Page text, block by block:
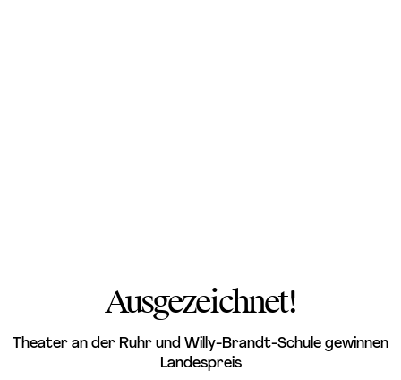
Ausgezeichnet!
Theater an der Ruhr und Willy-Brandt-Schule gewinnen
Landespreis